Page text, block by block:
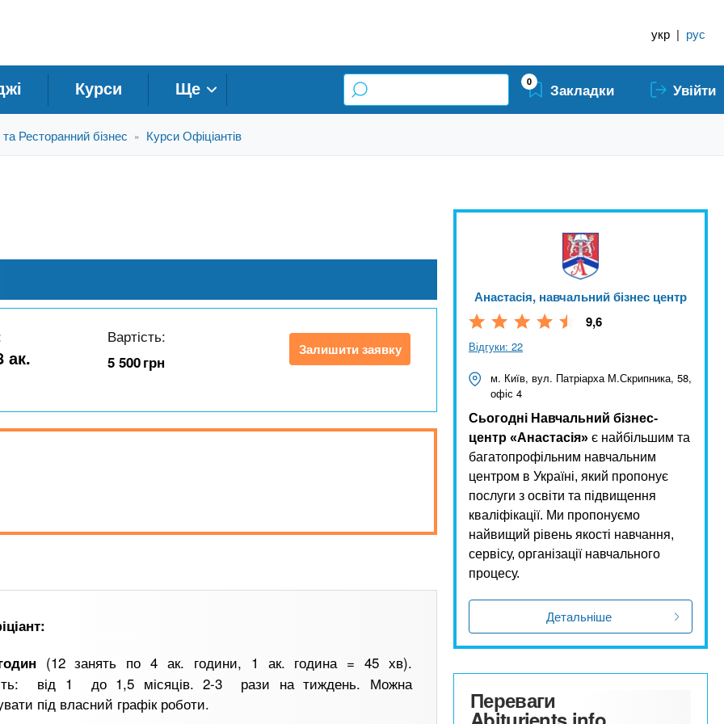
укр | рус
Курси Ще 0 Закладки Увійти
Ресторанний бізнес » Курси Офіціантів
ак.
Вартість:
5 500грн
Залишити заявку
(12 занять по 4 ак. години, 1 ак. година = 45 хв).
від 1 до 1,5 місяців. 2-3 рази на тиждень. Можна
під власний графік роботи.
Анастасія, навчальний бізнес центр
9,6
Відгуки: 22
м. Київ, вул. Патріарха М.Скрипника, 58,
офіс 4
Сьогодні Навчальний бізнес-
центр «Анастасія» є найбільшим та
багатопрофільним навчальним
центром в Україні, який пропонує
послуги з освіти та підвищення
кваліфікації. Ми пропонуємо
найвищий рівень якості навчання,
сервісу, організації навчального
процесу.
Детальніше
Переваги